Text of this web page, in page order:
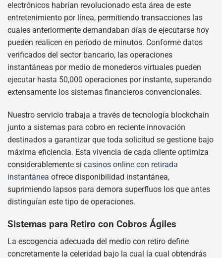
electrónicos habrían revolucionado esta área de este
entretenimiento por línea, permitiendo transacciones las
cuales anteriormente demandaban días de ejecutarse hoy
pueden realicen en período de minutos. Conforme datos
verificados del sector bancario, las operaciones
instantáneas por medio de monederos virtuales pueden
ejecutar hasta 50,000 operaciones por instante, superando
extensamente los sistemas financieros convencionales.
Nuestro servicio trabaja a través de tecnología blockchain
junto a sistemas para cobro en reciente innovación
destinados a garantizar que toda solicitud se gestione bajo
máxima eficiencia. Esta vivencia de cada cliente optimiza
considerablemente si casinos online con retirada
instantánea ofrece disponibilidad instantánea,
suprimiendo lapsos para demora superfluos los que antes
distinguían este tipo de operaciones.
Sistemas para Retiro con Cobros Ágiles
La escogencia adecuada del medio con retiro define
concretamente la celeridad bajo la cual la cual obtendrás